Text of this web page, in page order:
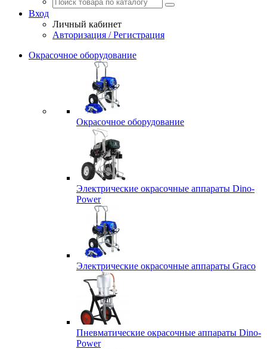
Вход
Личный кабинет
Авторизация / Регистрация
Окрасочное оборудование
Окрасочное оборудование
Электрические окрасочные аппараты Dino-
Power
Электрические окрасочные аппараты Graco
Пневматические окрасочные аппараты Dino-
Power